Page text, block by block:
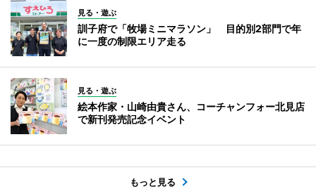
見る・遊ぶ
訓子府で「牧場ミニマラソン」 目的別2部門で年
に一度の制限エリア走る
見る・遊ぶ
絵本作家・山崎由貴さん、コーチャンフォー北見店
で新刊発売記念イベント
もっと見る